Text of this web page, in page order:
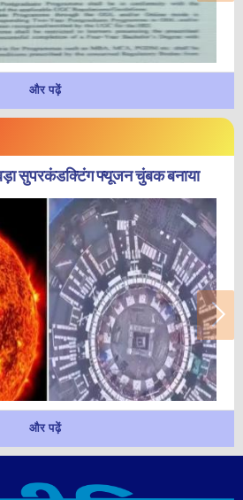
और पढ़ें
सुपरकंडक्टिंग फ्यूजन चुंबक बनाया
और पढ़ें